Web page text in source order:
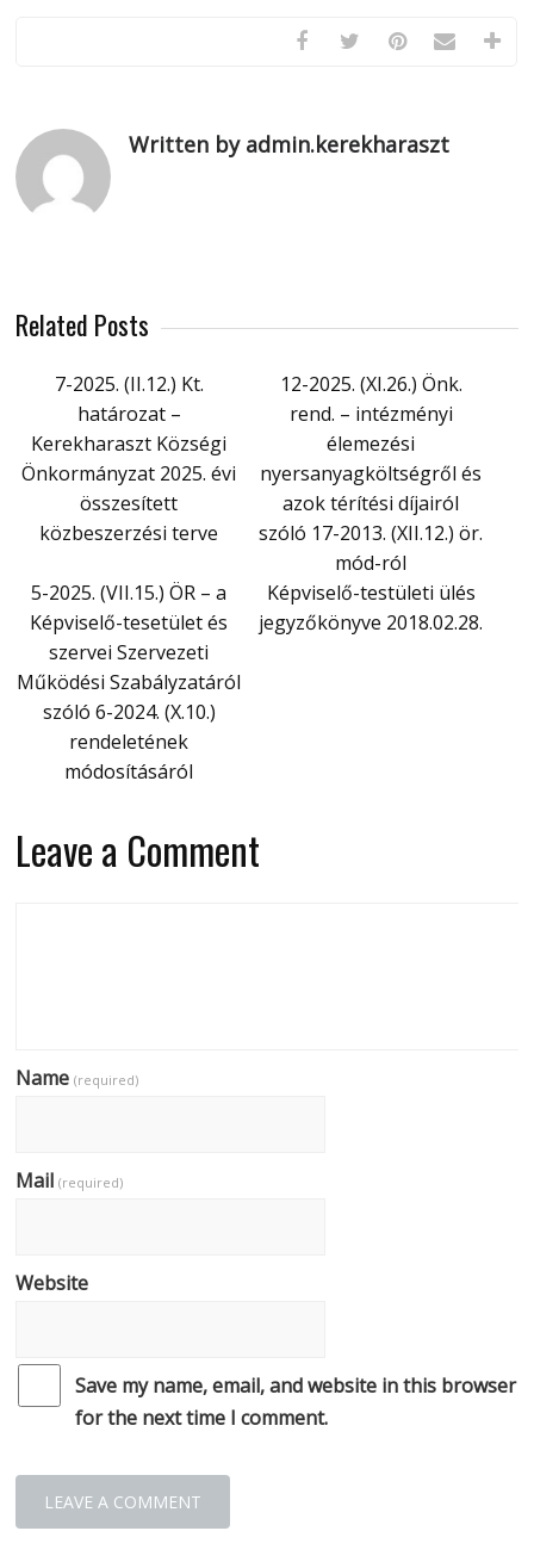
Written by admin.kerekharaszt
Related Posts
7-2025. (II.12.) Kt.
határozat –
Kerekharaszt Községi
Önkormányzat 2025. évi
összesített
közbeszerzési terve
12-2025. (XI.26.) Önk.
rend. – intézményi
élemezési
nyersanyagköltségről és
azok térítési díjairól
szóló 17-2013. (XII.12.) ör.
mód-ról
5-2025. (VII.15.) ÖR – a
Képviselő-tesetület és
szervei Szervezeti
Működési Szabályzatáról
szóló 6-2024. (X.10.)
rendeletének
módosításáról
Képviselő-testületi ülés
jegyzőkönyve 2018.02.28.
Leave a Comment
Name(required)
Mail(required)
Website
Save my name, email, and website in this browser
for the next time I comment.